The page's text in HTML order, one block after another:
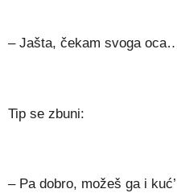
– Jašta, čekam svoga
Tip se zbuni:
– Pa dobro, možeš ga i